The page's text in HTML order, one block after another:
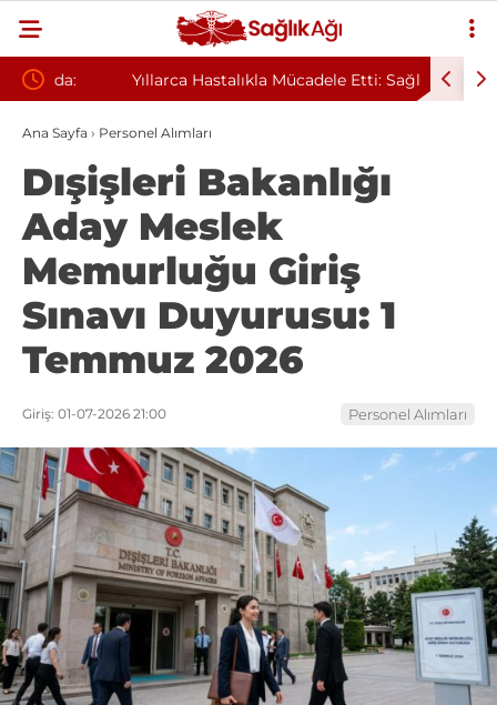
Yıllarca Hastalıkla Mücadele Etti: Sağlık
Sorunlarının Nedeni Evi Çıktı
Ana Sayfa › Personel Alımları
Dışişleri Bakanlığı
Aday Meslek
Memurluğu Giriş
Sınavı Duyurusu: 1
Temmuz 2026
Giriş: 01-07-2026 21:00 Personel Alımları